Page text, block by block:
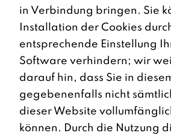
in Verbindung bringen. Sie
Installation der Cookies
entsprechende Einstellung
Software verhindern; wir
darauf hin, dass Sie in
gegebenenfalls nicht
dieser Website
können. Durch die Nutzung